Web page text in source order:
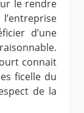
le rendre
d’une
connait
ficelle du
de la